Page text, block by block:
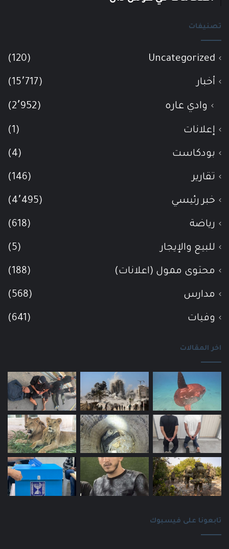
تصنيفات
Uncategorized
(120)
أخبار (15٬717)
وادي عاره (2٬952)
إعلانات (1)
بودكاست (4)
تقارير (146)
خبر رئيسي (4٬495)
رياضة (618)
للبيع والإيجار (5)
محتوى ممول (اعلانات) (188)
مدارس (568)
وفيات (641)
اخر المقالات
تابعونا على فيسبوك